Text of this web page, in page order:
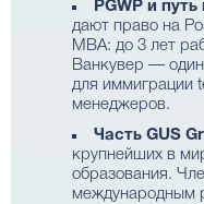
PGWP и
дают право на
MBA: до 3 лет
Ванкувер — один
для иммиграции
менеджеров.
Часть GUS
крупнейших в
образования.
международным